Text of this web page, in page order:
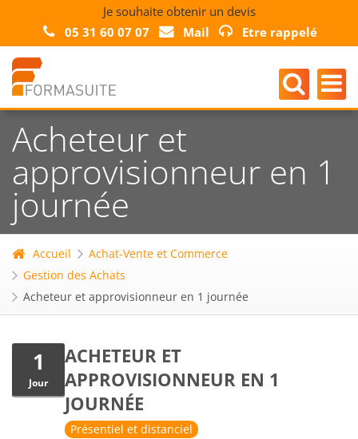
Je souhaite obtenir un devis
05 31 60 07 07
Mail Etre rappelé
Acheteur et
approvisionneur en 1
journée
Accueil
Achat-Vente et Commerce
Gestion des Achats
Acheteur et approvisionneur en 1 journée
1
Jour
ACHETEUR ET
APPROVISIONNEUR EN 1
JOURNÉE
Présentiel et distanciel